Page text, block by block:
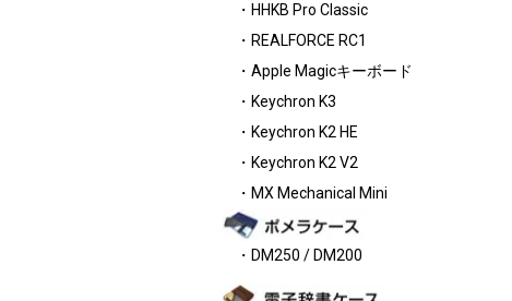
・HHKB Pro Classic
・REALFORCE RC1
・Apple Magicキーボード
・Keychron K3
・Keychron K2 HE
・Keychron K2 V2
・MX Mechanical Mini
・DM250 / DM200